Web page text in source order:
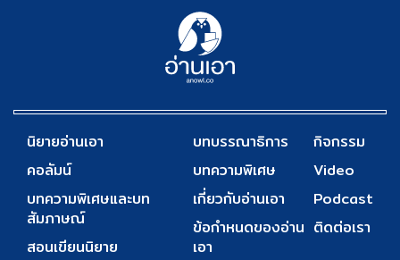
นิยายอ่านเอา
คอลัมน์
บทความพิเศษและบท
สัมภาษณ์
สอนเขียนนิยาย
บทบรรณาธิการ
บทความพิเศษ
เกี่ยวกับอ่านเอา
ข้อกำหนดของอ่าน
เอา
กิจกรรม
Video
Podcast
ติดต่อเรา